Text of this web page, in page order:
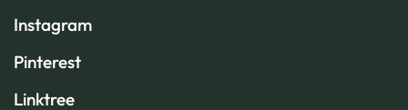
Instagram
Pinterest
Linktree